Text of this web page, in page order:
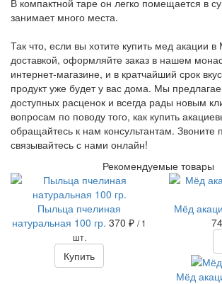
занимает много места.
Так что, если вы хотите купить мед акации
доставкой, оформляйте заказ в нашем
интернет-магазине, и в кратчайший срок
продукт уже будет у вас дома. Мы
доступных расценок и всегда рады новым
вопросам по поводу того, как купить
обращайтесь к нам консультантам. Звоните
связывайтесь с нами онлайн!
Рекомендуемые товары
Пыльца пчелиная
натуральная 100 гр. 370 ₽ / 1
шт.
Купить
Мёд
Мёд